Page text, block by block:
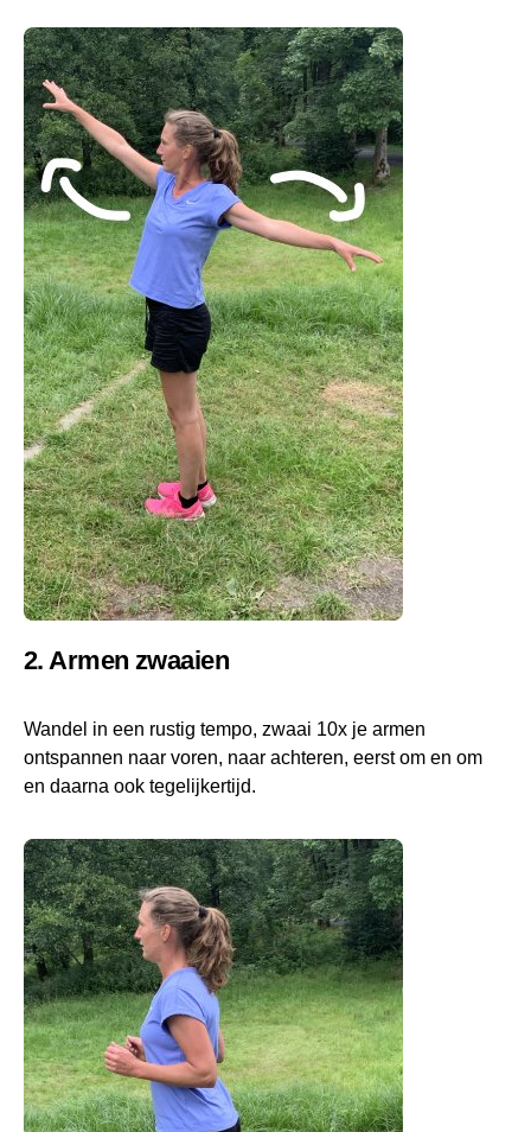
2. Armen zwaaien
Wandel in een rustig tempo, zwaai 10x je armen
ontspannen naar voren, naar achteren, eerst om en om
en daarna ook tegelijkertijd.